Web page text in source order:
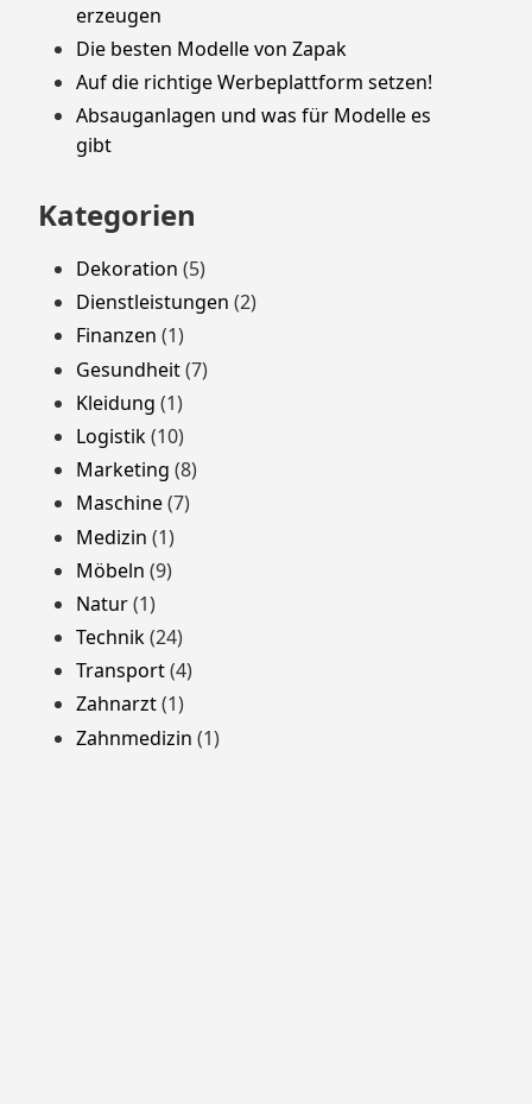
erzeugen
Die besten Modelle von Zapak
Auf die richtige Werbeplattform setzen!
Absauganlagen und was für Modelle es
gibt
Kategorien
Dekoration (5)
Dienstleistungen (2)
Finanzen (1)
Gesundheit(7)
Kleidung (1)
Logistik(10)
Marketing (8)
Maschine(7)
Medizin (1)
Möbeln (9)
Natur(1)
Technik(24)
Transport(4)
Zahnarzt(1)
Zahnmedizin (1)